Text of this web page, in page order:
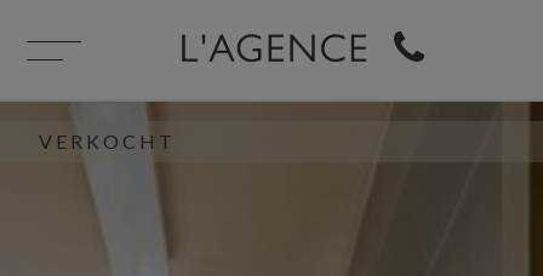
VERKOCHT